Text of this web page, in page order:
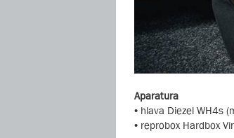
Aparatura
• hlava Diezel WH4s
• reprobox Hardbox